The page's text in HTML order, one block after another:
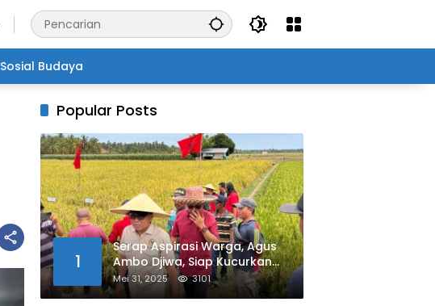
Sosial Budaya
Popular Posts
1
Serap Aspirasi Warga, Agus
Ambo Djiwa, Siap Kucurkan
Bantuan Pertanian di Kalukku
Mei 31, 2025 3101